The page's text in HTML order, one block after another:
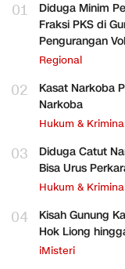
01
Diduga Minim
Fraksi PKS di
Pengurangan
Regional
02
Kasat Narkoba
Narkoba
Hukum &
03
Diduga Catut
Bisa Urus
Hukum &
04
Kisah Gunung
Hok Liong
iMisteri